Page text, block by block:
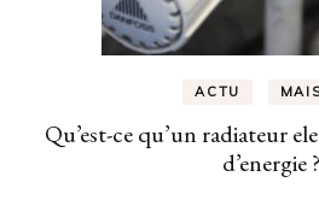
ACTU
Qu’est-ce qu’un radiateur
d’energie ?